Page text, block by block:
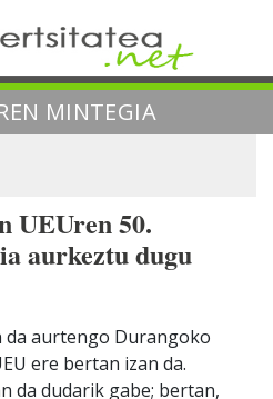
MINTEGIA
UEUren 50.
aurkeztu dugu
da aurtengo Durangoko
ere bertan izan da.
da dudarik gabe; bertan,